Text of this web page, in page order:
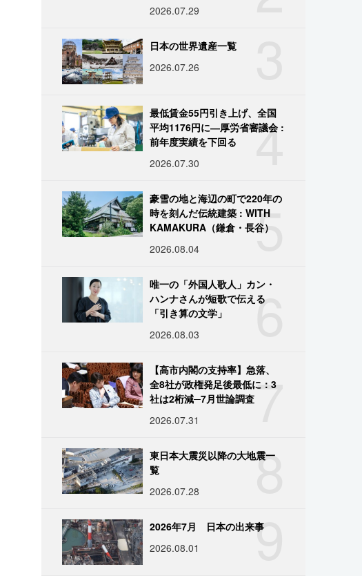
2026.07.29
日本の世界遺産一覧
2026.07.26
4
最低賃金55円引き上げ、全国
平均1176円に―厚労省審議会 :
前年度実績を下回る
2026.07.30
5
豪雪の地と海辺の町で220年の
時を刻んだ伝統建築 : WITH
KAMAKURA（鎌倉・長谷）
2026.08.04
6
唯一の「外国人歌人」カン・
ハンナさんが短歌で伝える
「引き算の文学」
2026.08.03
7
【高市内閣の支持率】急落、
全8社が政権発足後最低に：3
社は2桁減─7月世論調査
2026.07.31
8
東日本大震災以降の大地震一
覧
2026.07.28
9
2026年7月 日本の出来事
2026.08.01